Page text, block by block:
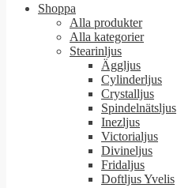
Shoppa
Alla produkter
Alla kategorier
Stearinljus
Äggljus
Cylinderljus
Crystalljus
Spindelnätsljus
Inezljus
Victorialjus
Divineljus
Fridaljus
Doftljus Yvelis